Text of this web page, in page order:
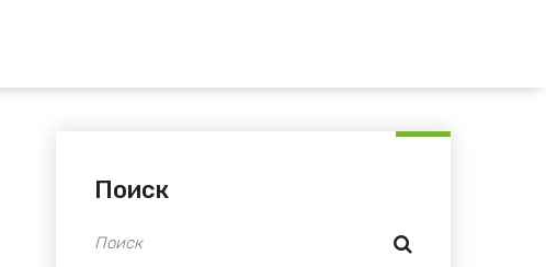
Поиск